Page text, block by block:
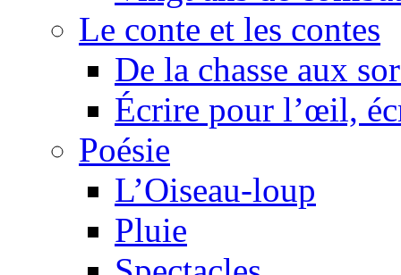
Le conte et les contes
De la chasse aux
Écrire pour l’œil,
Poésie
L’Oiseau-loup
Pluie